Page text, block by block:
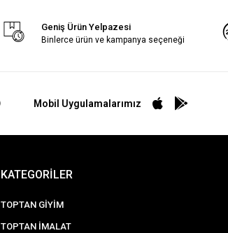
Geniş Ürün Yelpazesi
Binlerce ürün ve kampanya seçeneği
Mobil Uygulamalarımız
KATEGORİLER
TOPTAN GİYİM
TOPTAN İMALAT